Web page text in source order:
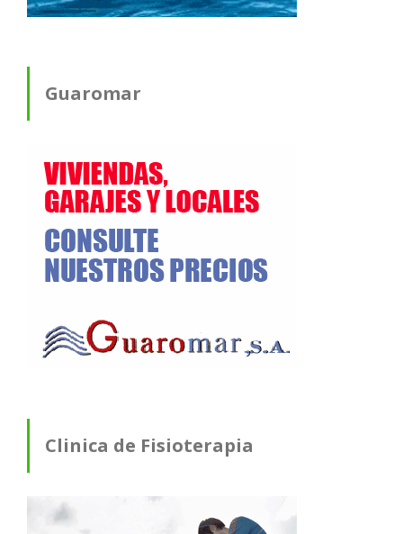
Guaromar
Clinica de Fisioterapia